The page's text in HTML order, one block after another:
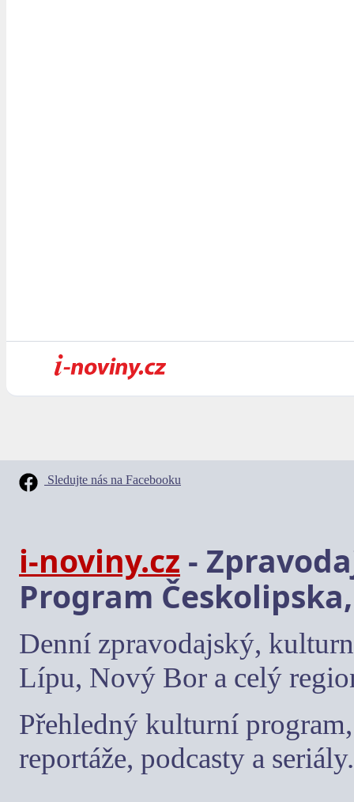
Sledujte nás na Facebooku
i-noviny.cz -
Program
Denní zpravodajský,
Lípu, Nový Bor a celý
Přehledný kulturní
reportáže, podcasty a seriály.